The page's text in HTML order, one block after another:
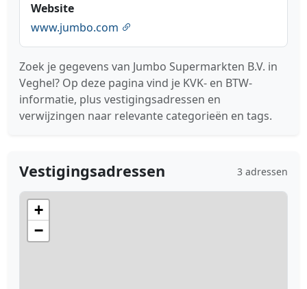
Website
www.jumbo.com
Zoek je gegevens van Jumbo Supermarkten B.V. in
Veghel? Op deze pagina vind je KVK- en BTW-
informatie, plus vestigingsadressen en
verwijzingen naar relevante categorieën en tags.
Vestigingsadressen 3 adressen
+
−